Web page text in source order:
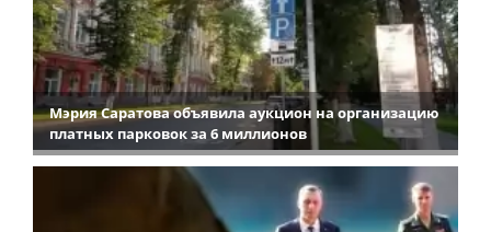
Мэрия Саратова объявила аукцион на организацию
платных парковок за 6 миллионов